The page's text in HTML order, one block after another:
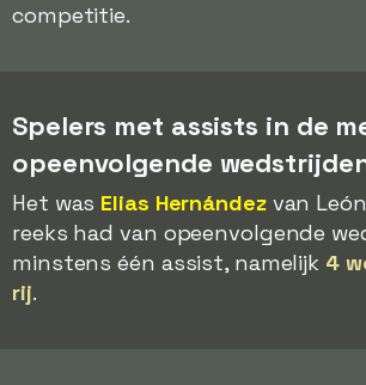
competitie.
Spelers met assists in de
opeenvolgende
Het was Elias Hernándezvan
reeks had van opeenvolgende
minstens één assist, namelijk 4
rij.